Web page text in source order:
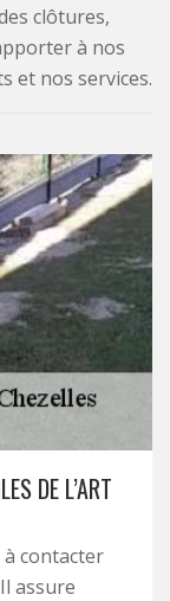
clôtures,
à nos
et nos services.
DE L’ART
à contacter
assure